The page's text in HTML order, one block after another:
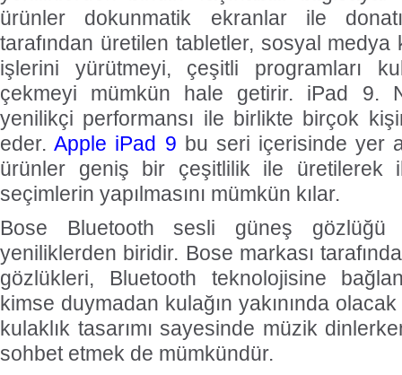
ürünler dokunmatik ekranlar ile
tarafından üretilen tabletler, sosyal medya
işlerini yürütmeyi, çeşitli programları
çekmeyi mümkün hale getirir. iPad 9.
yenilikçi performansı ile birlikte birçok
eder.Apple iPad 9 bu seri içerisinde yer
ürünler geniş bir çeşitlilik ile üretilerek
seçimlerin yapılmasını mümkün kılar.
Bose Bluetooth sesli güneş gözlüğü
yeniliklerden biridir. Bose markası
gözlükleri, Bluetooth teknolojisine
kimse duymadan kulağın yakınında
kulaklık tasarımı sayesinde müzik
sohbet etmek de mümkündür.